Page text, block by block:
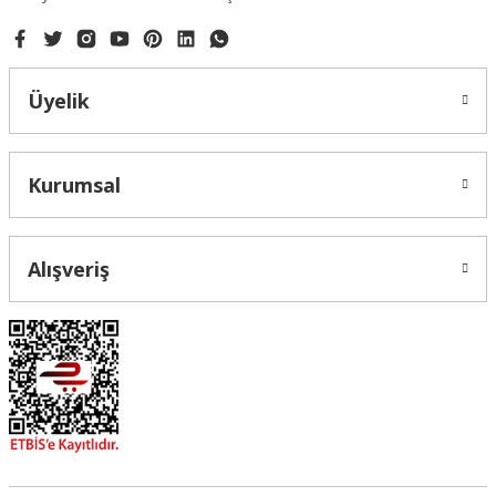
mehmet erten | 20/03/2019
Yorum Yaz
Üyelik
Kurumsal
Alışveriş